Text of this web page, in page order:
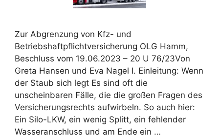
Zur Abgrenzung von Kfz- und
Betriebshaftpflichtversicherung OLG Hamm,
Beschluss vom 19.06.2023 – 20 U 76/23Von
Greta Hansen und Eva Nagel I. Einleitung: Wenn
der Staub sich legt Es sind oft die
unscheinbaren Fälle, die die großen Fragen des
Versicherungsrechts aufwirbeln. So auch hier:
Ein Silo-LKW, ein wenig Splitt, ein fehlender
Wasseranschluss und am Ende ein …